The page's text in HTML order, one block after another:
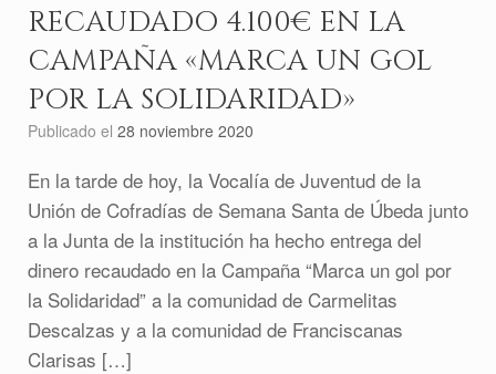
RECAUDADO 4.100€ EN LA
CAMPAÑA «MARCA UN GOL
POR LA SOLIDARIDAD»
Publicado el 28 noviembre 2020
En la tarde de hoy, la Vocalía de Juventud de la
Unión de Cofradías de Semana Santa de Úbeda junto
a la Junta de la institución ha hecho entrega del
dinero recaudado en la Campaña “Marca un gol por
la Solidaridad” a la comunidad de Carmelitas
Descalzas y a la comunidad de Franciscanas
Clarisas […]